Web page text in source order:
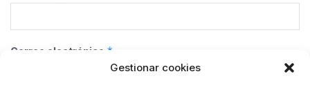
Gestionar cookies
Correo electrónico *